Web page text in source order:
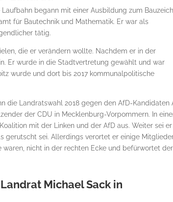
begann mit einer Ausbildung zum
für Bautechnik und Mathematik. Er war als
tätig.
die er verändern wollte. Nachdem er in der
Er wurde in die Stadtvertretung gewählt und war
wurde und dort bis 2017 kommunalpolitische
die Landratswahl 2018 gegen den AfD-Kandidaten
der CDU in Mecklenburg-Vorpommern. In
mit der Linken und der AfD aus. Weiter sei
gerutscht sei. Allerdings verortet er einige
nicht in der rechten Ecke und befürwortet
Michael Sack in